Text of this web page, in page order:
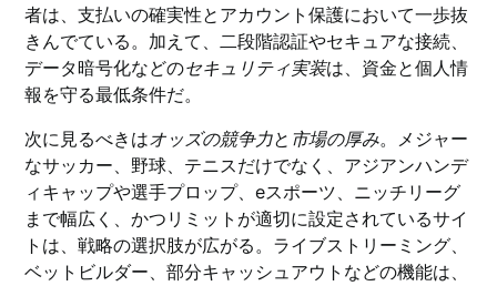
者は、支払いの確実性とアカウント保護において一歩抜
きんでている。加えて、二段階認証やセキュアな接続、
データ暗号化などのセキュリティ実装は、資金と個人情
報を守る最低条件だ。
次に見るべきはオッズの競争力と 市場の厚み。メジャー
なサッカー、野球、テニスだけでなく、アジアンハンデ
ィキャップや選手プロップ、eスポーツ、ニッチリーグ
まで幅広く、かつリミットが適切に設定されているサイ
トは、戦略の選択肢が広がる。ライブストリーミング、
ベットビルダー、部分キャッシュアウトなどの機能は、